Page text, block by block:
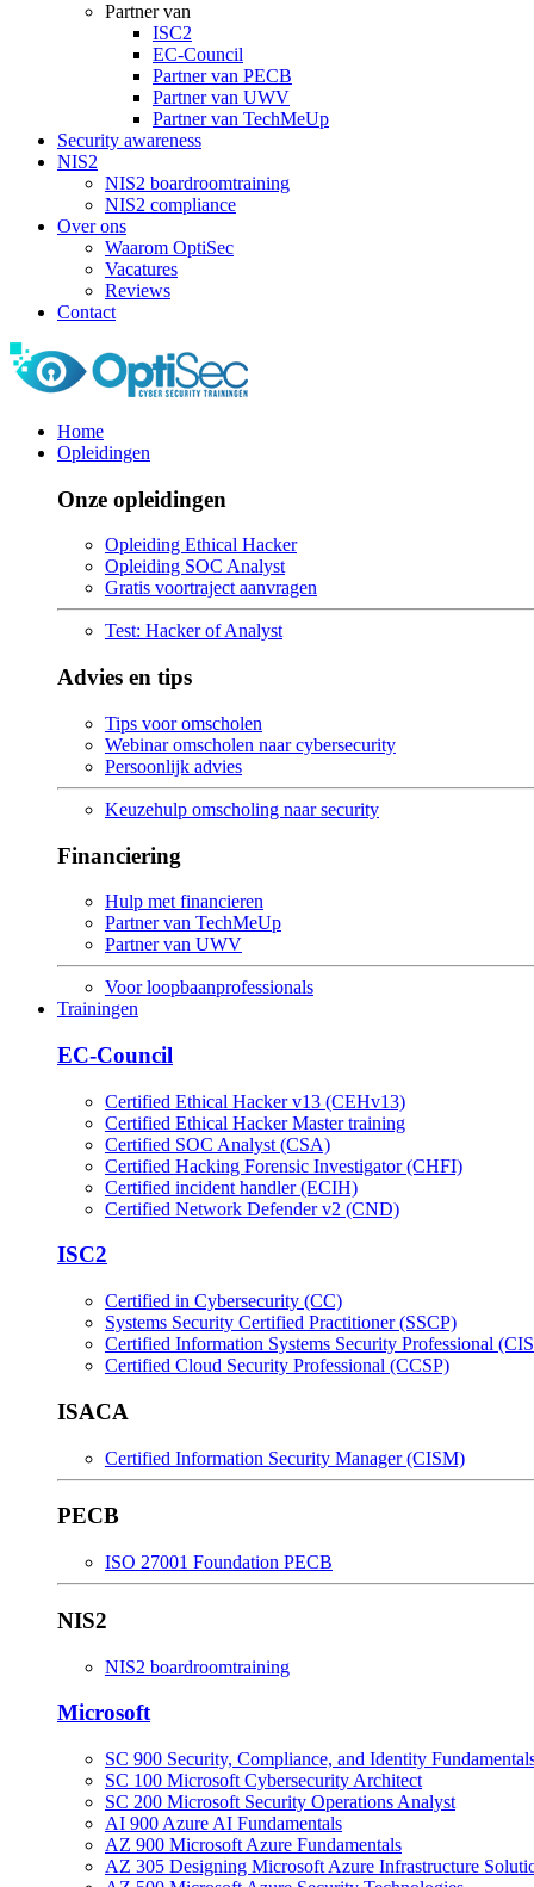
Partner van
ISC2
EC-Council
Partner van PECB
Partner van UWV
Partner van TechMeUp
Security awareness
NIS2
NIS2 boardroomtraining
NIS2 compliance
Over ons
Waarom OptiSec
Vacatures
Reviews
Contact
Home
Opleidingen
Onze opleidingen
Opleiding Ethical Hacker
Opleiding SOC Analyst
Gratis voortraject aanvragen
Test: Hacker of Analyst
Advies en tips
Tips voor omscholen
Webinar omscholen naar cybersecurity
Persoonlijk advies
Keuzehulp omscholing naar security
Financiering
Hulp met financieren
Partner van TechMeUp
Partner van UWV
Voor loopbaanprofessionals
Trainingen
EC-Council
Certified Ethical Hacker v13 (CEHv13)
Certified Ethical Hacker Master training
Certified SOC Analyst (CSA)
Certified Hacking Forensic Investigator (CHFI)
Certified incident handler (ECIH)
Certified Network Defender v2 (CND)
ISC2
Certified in Cybersecurity (CC)
Systems Security Certified Practitioner (SSCP)
Certified Information Systems Security Professional
Certified Cloud Security Professional (CCSP)
ISACA
Certified Information Security Manager (CISM)
PECB
ISO 27001 Foundation PECB
NIS2
NIS2 boardroomtraining
Microsoft
SC 900 Security, Compliance, and Identity
SC 100 Microsoft Cybersecurity Architect
SC 200 Microsoft Security Operations Analyst
AI 900 Azure AI Fundamentals
AZ 900 Microsoft Azure Fundamentals
AZ 305 Designing Microsoft Azure Infrastructure